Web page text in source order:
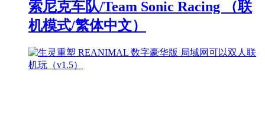
索尼克车队/Team Sonic Racing （联
机模式/繁体中文）